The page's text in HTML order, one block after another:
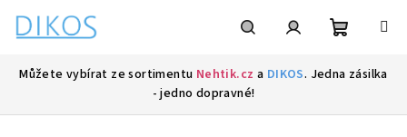
obsah
Můžete vybírat ze sortimentu Nehtik.cz a DIKOS. Jedna zásilka
- jedno dopravné!